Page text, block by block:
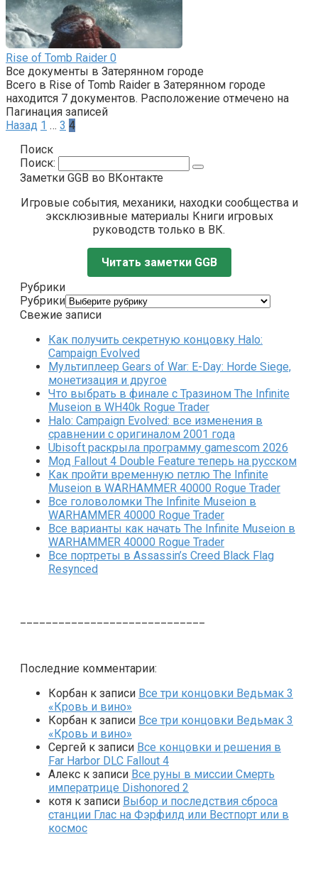
Rise of Tomb Raider 0
Все документы в Затерянном городе
Всего в Rise of Tomb Raider в Затерянном городе
находится 7 документов. Расположение отмечено на
Пагинация записей
Назад 1 … 3 4
Поиск
Поиск:
Заметки GGB во ВКонтакте
Игровые события, механики, находки сообщества и
эксклюзивные материалы Книги игровых
руководств только в ВК.
Читать заметки GGB
Рубрики
Рубрики
Свежие записи
Как получить секретную концовку Halo:
Campaign Evolved
Мультиплеер Gears of War: E-Day: Horde Siege,
монетизация и другое
Что выбрать в финале с Тразином The Infinite
Museion в WH40k Rogue Trader
Halo: Campaign Evolved: все изменения в
сравнении с оригиналом 2001 года
Ubisoft раскрыла программу gamescom 2026
Мод Fallout 4 Double Feature теперь на русском
Как пройти временную петлю The Infinite
Museion в WARHAMMER 40000 Rogue Trader
Все головоломки The Infinite Museion в
WARHAMMER 40000 Rogue Trader
Все варианты как начать The Infinite Museion в
WARHAMMER 40000 Rogue Trader
Все портреты в Assassin’s Creed Black Flag
Resynced
Последние комментарии:
Корбан к записи Все три концовки Ведьмак 3
«Кровь и вино»
Корбан к записи Все три концовки Ведьмак 3
«Кровь и вино»
Сергей к записи Все концовки и решения в
Far Harbor DLC Fallout 4
Алекс к записи Все руны в миссии Смерть
императрице Dishonored 2
котя к записи Выбор и последствия сброса
станции Глас на Фэрфилд или Вестпорт или в
космос